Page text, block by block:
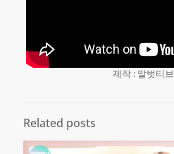
제작 : 말벗티
Related posts